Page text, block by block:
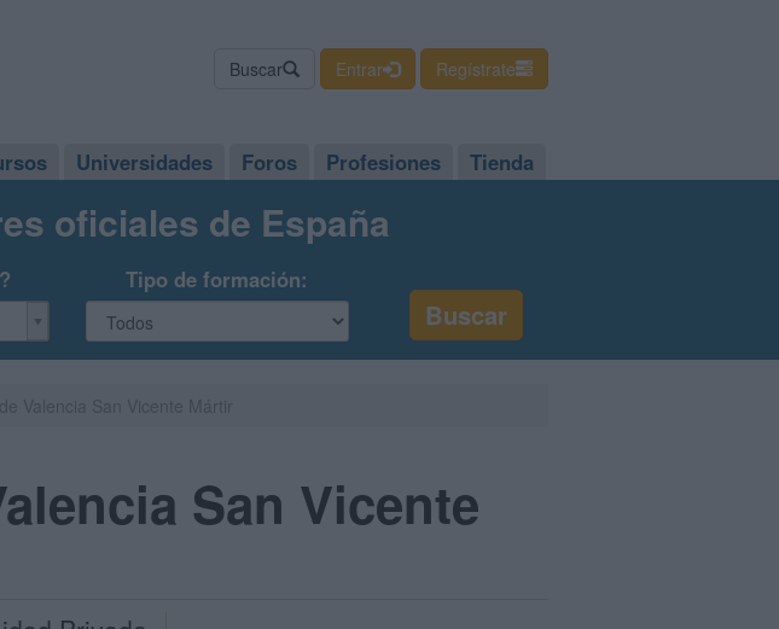
Buscar Entrar Regístrate
Universidades Foros Profesiones Tienda
oficiales de España
Tipo de formación:
San Vicente